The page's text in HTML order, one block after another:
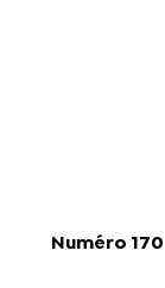
Numéro 170